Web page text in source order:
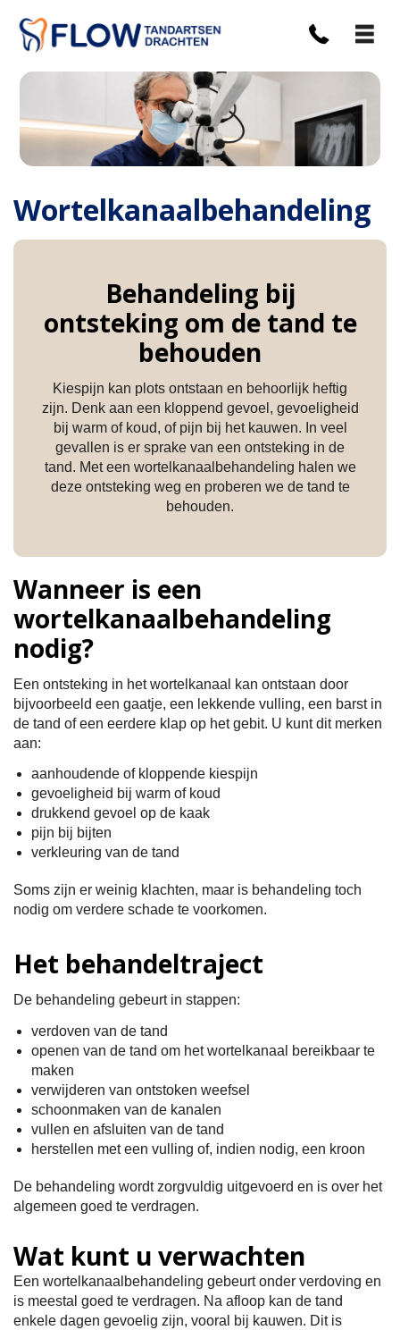
Wortelkanaalbehandeling
Behandeling bij
ontsteking om de tand te
behouden
Kiespijn kan plots ontstaan en behoorlijk heftig
zijn. Denk aan een kloppend gevoel, gevoeligheid
bij warm of koud, of pijn bij het kauwen. In veel
gevallen is er sprake van een ontsteking in de
tand. Met een wortelkanaalbehandeling halen we
deze ontsteking weg en proberen we de tand te
behouden.
Wanneer is een
wortelkanaalbehandeling
nodig?
Een ontsteking in het wortelkanaal kan ontstaan door
bijvoorbeeld een gaatje, een lekkende vulling, een barst in
de tand of een eerdere klap op het gebit. U kunt dit merken
aan:
aanhoudende of kloppende kiespijn
gevoeligheid bij warm of koud
drukkend gevoel op de kaak
pijn bij bijten
verkleuring van de tand
Soms zijn er weinig klachten, maar is behandeling toch
nodig om verdere schade te voorkomen.
Het behandeltraject
De behandeling gebeurt in stappen:
verdoven van de tand
openen van de tand om het wortelkanaal bereikbaar te
maken
verwijderen van ontstoken weefsel
schoonmaken van de kanalen
vullen en afsluiten van de tand
herstellen met een vulling of, indien nodig, een kroon
De behandeling wordt zorgvuldig uitgevoerd en is over het
algemeen goed te verdragen.
Wat kunt u verwachten
Een wortelkanaalbehandeling gebeurt onder verdoving en
is meestal goed te verdragen. Na afloop kan de tand
enkele dagen gevoelig zijn, vooral bij kauwen. Dit is